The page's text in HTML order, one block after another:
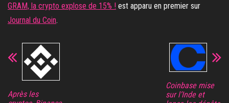
GRAM, la crypto explose de 15% ! est apparu en premier sur
Journal du Coin.
Après les
Coinbase mise
sur l’Inde et